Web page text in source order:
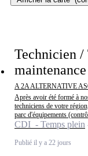
Technicien /
A 2A ALTERNATIVE
Après avoir été formé à
techniciens de votre
parc d'équipements
CDI - Temps plein
Publié il y a 22 jours